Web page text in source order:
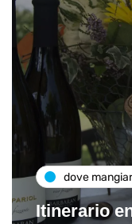
dove
Itinerario